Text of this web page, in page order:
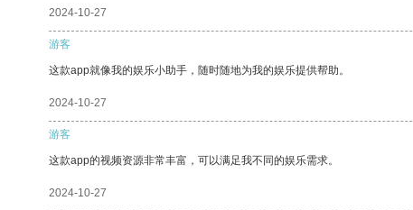
2024-10-27
游客
这款app就像我的娱乐小助手，随时随地为我的娱乐提供帮助。
2024-10-27
游客
这款app的视频资源非常丰富，可以满足我不同的娱乐需求。
2024-10-27